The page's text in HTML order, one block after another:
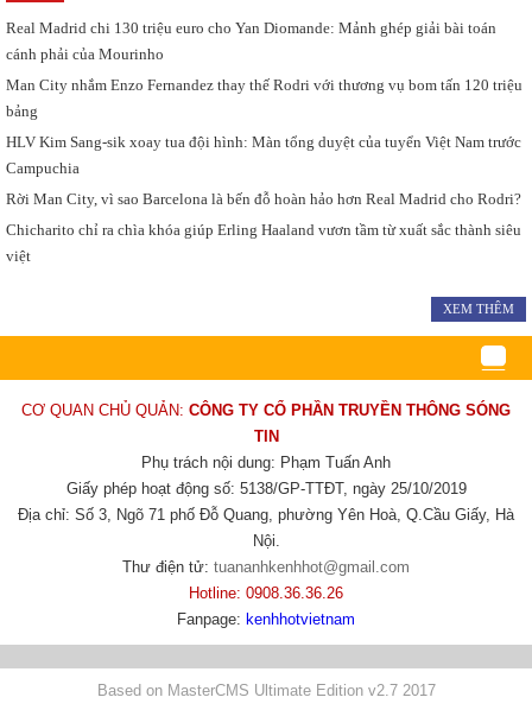
Real Madrid chi 130 triệu euro cho Yan Diomande: Mảnh ghép giải bài toán
cánh phải của Mourinho
Man City nhắm Enzo Fernandez thay thế Rodri với thương vụ bom tấn 120 triệu
bảng
HLV Kim Sang-sik xoay tua đội hình: Màn tổng duyệt của tuyển Việt Nam trước
Campuchia
Rời Man City, vì sao Barcelona là bến đỗ hoàn hảo hơn Real Madrid cho Rodri?
Chicharito chỉ ra chìa khóa giúp Erling Haaland vươn tầm từ xuất sắc thành siêu
việt
XEM THÊM
CƠ QUAN CHỦ QUẢN: CÔNG TY CỔ PHẦN TRUYỀN THÔNG SÓNG
TIN
Phụ trách nội dung: Phạm Tuấn Anh
Giấy phép hoạt động số: 5138/GP-TTĐT, ngày 25/10/2019
Địa chỉ: Số 3, Ngõ 71 phố Đỗ Quang, phường Yên Hoà, Q.Cầu Giấy, Hà
Nội.
Thư điện tử: tuananhkenhhot@gmail.com
Hotline: 0908.36.36.26
Fanpage: kenhhotvietnam
Based on MasterCMS Ultimate Edition v2.7 2017